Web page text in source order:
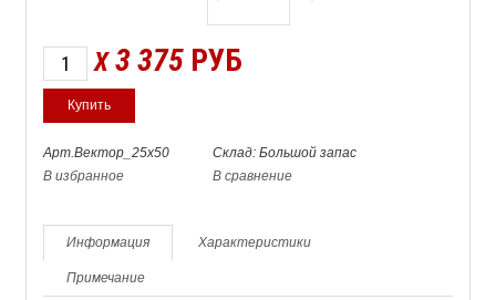
X 3 375 РУБ
Арт.Вектор_25х50
Склад: Большой запас
В избранное
В сравнение
Информация Характеристики
Примечание